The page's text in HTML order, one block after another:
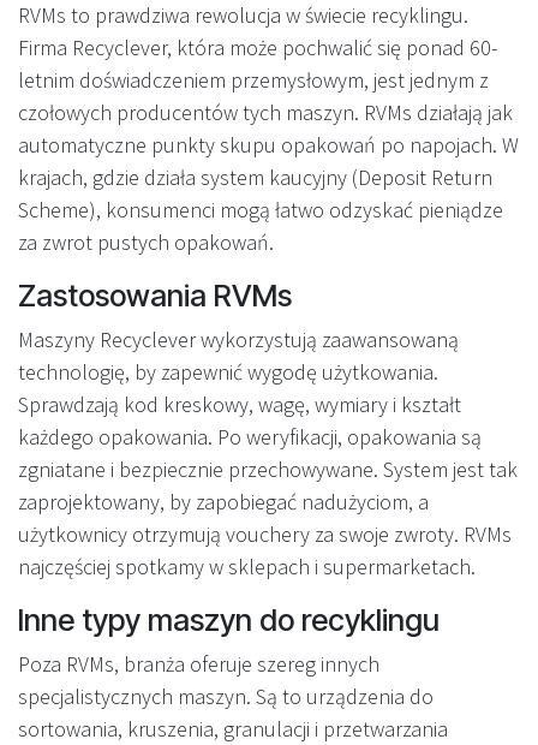
RVMs to prawdziwa rewolucja w świecie recyklingu.
Firma Recyclever, która może pochwalić się ponad 60-
letnim doświadczeniem przemysłowym, jest jednym z
czołowych producentów tych maszyn. RVMs działają jak
automatyczne punkty skupu opakowań po napojach. W
krajach, gdzie działa system kaucyjny (Deposit Return
Scheme), konsumenci mogą łatwo odzyskać pieniądze
za zwrot pustych opakowań.
Zastosowania RVMs
Maszyny Recyclever wykorzystują zaawansowaną
technologię, by zapewnić wygodę użytkowania.
Sprawdzają kod kreskowy, wagę, wymiary i kształt
każdego opakowania. Po weryfikacji, opakowania są
zgniatane i bezpiecznie przechowywane. System jest tak
zaprojektowany, by zapobiegać nadużyciom, a
użytkownicy otrzymują vouchery za swoje zwroty. RVMs
najczęściej spotkamy w sklepach i supermarketach.
Inne typy maszyn do recyklingu
Poza RVMs, branża oferuje szereg innych
specjalistycznych maszyn. Są to urządzenia do
sortowania, kruszenia, granulacji i przetwarzania